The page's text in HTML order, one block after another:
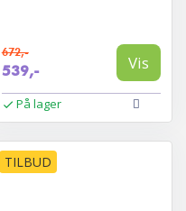
672,-
539,- Vis
På lager
TILBUD